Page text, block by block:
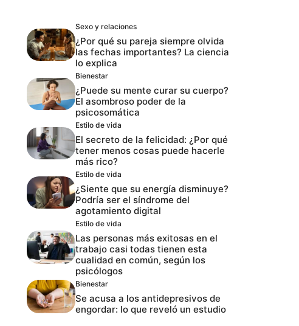
Sexo y relaciones
¿Por qué su pareja siempre olvida
las fechas importantes? La ciencia
lo explica
Bienestar
¿Puede su mente curar su cuerpo?
El asombroso poder de la
psicosomática
Estilo de vida
El secreto de la felicidad: ¿Por qué
tener menos cosas puede hacerle
más rico?
Estilo de vida
¿Siente que su energía disminuye?
Podría ser el síndrome del
agotamiento digital
Estilo de vida
Las personas más exitosas en el
trabajo casi todas tienen esta
cualidad en común, según los
psicólogos
Bienestar
Se acusa a los antidepresivos de
engordar: lo que reveló un estudio